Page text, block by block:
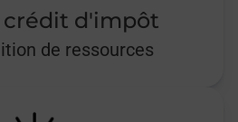
crédit d'impôt
de ressources